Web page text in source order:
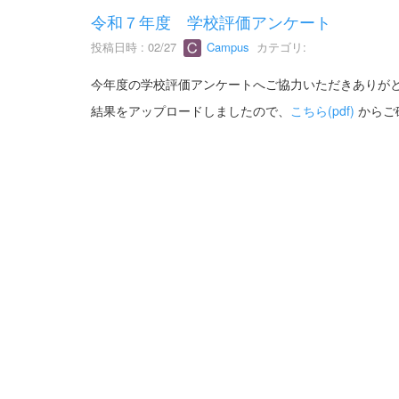
令和７年度 学校評価アンケート
投稿日時 : 02/27 Campus カテゴリ:
今年度の学校評価アンケートへご協力いただきありが
結果をアップロードしましたので、 こちら(pdf) からご